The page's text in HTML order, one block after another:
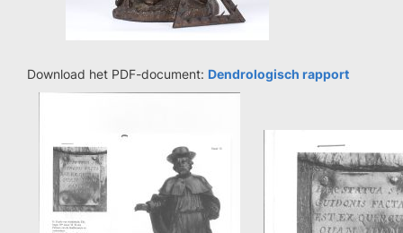
Download het PDF-document: Dendrologisch rapport